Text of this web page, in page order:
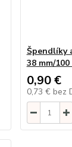
Špendlíky
38 mm/
0,90 €
0,73 € bez